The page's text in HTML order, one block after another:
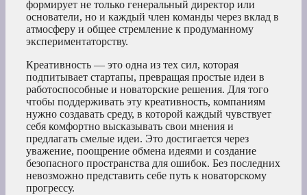
формирует не только генеральный директор или
основатели, но и каждый член команды через вклад в
атмосферу и общее стремление к продуманному
экспериментаторству.
Креативность — это одна из тех сил, которая
подпитывает стартапы, превращая простые идеи в
работоспособные и новаторские решения. Для того
чтобы поддерживать эту креативность, компаниям
нужно создавать среду, в которой каждый чувствует
себя комфортно высказывать свои мнения и
предлагать смелые идеи. Это достигается через
уважение, поощрение обмена идеями и создание
безопасного пространства для ошибок. Без последних
невозможно представить себе путь к новаторскому
прогрессу.